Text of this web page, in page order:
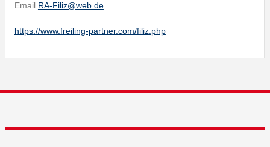
Email RA-Filiz@web.de
https://www.freiling-partner.com/filiz.php